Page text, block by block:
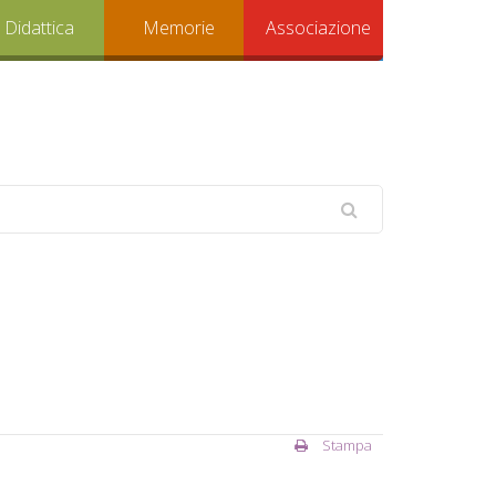
Didattica Memorie Associazione
Stampa